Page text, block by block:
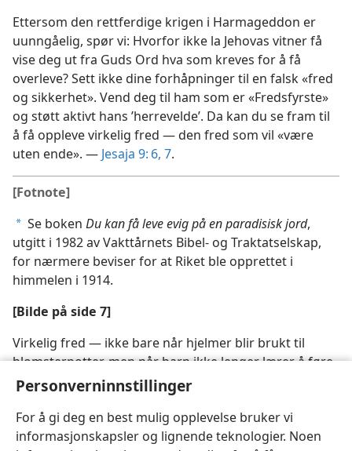
Personverninnstillinger
For å gi deg en best mulig opplevelse bruker vi
informasjonskapsler og lignende teknologier. Noen
Ettersom den rettferdige krigen i Harmageddon er
uunngåelig, spør vi: Hvorfor ikke la Jehovas vitner få
vise deg ut fra Guds Ord hva som kreves for å få
overleve? Sett ikke dine forhåpninger til en falsk «fred
og sikkerhet». Vend deg til ham som er «Fredsfyrste»
og støtt aktivt hans ’herrevelde’. Da kan du se fram til
å få oppleve virkelig fred — den fred som vil «være
uten ende». — Jesaja 9: 6, 7.
[Fotnote]
a Se boken Du kan få leve evig på en paradisisk jord,
utgitt i 1982 av Vakttårnets Bibel- og Traktatselskap,
for nærmere beviser for at Riket ble opprettet i
himmelen i 1914.
[Bilde på side 7]
Virkelig fred — ikke bare når hjelmer blir brukt til
blomsterpotter, men når barn ikke lenger lærer å føre
krig